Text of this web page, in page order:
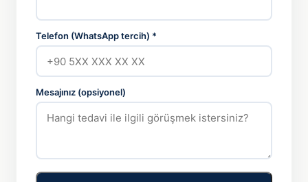
Telefon (WhatsApp tercih) *
Mesajınız (opsiyonel)